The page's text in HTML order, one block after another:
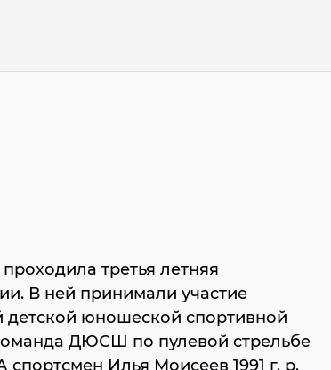
третья летняя
В ней принимали участие
детской юношеской спортивной
ДЮСШ по пулевой стрельбе
спортсмен Илья Моисеев 1991 г. р.